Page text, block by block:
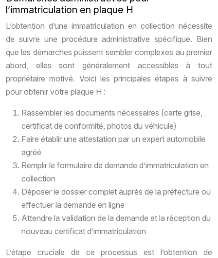
l’immatriculation en plaque H
L’obtention d’une immatriculation en collection nécessite
de suivre une procédure administrative spécifique. Bien
que les démarches puissent sembler complexes au premier
abord, elles sont généralement accessibles à tout
propriétaire motivé. Voici les principales étapes à suivre
pour obtenir votre plaque H :
Rassembler les documents nécessaires (carte grise,
certificat de conformité, photos du véhicule)
Faire établir une attestation par un expert automobile
agréé
Remplir le formulaire de demande d’immatriculation en
collection
Déposer le dossier complet auprès de la préfecture ou
effectuer la demande en ligne
Attendre la validation de la demande et la réception du
nouveau certificat d’immatriculation
L’étape cruciale de ce processus est l’obtention de